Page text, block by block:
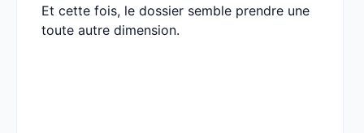
Et cette fois, le dossier semble prendre une
toute autre dimension.